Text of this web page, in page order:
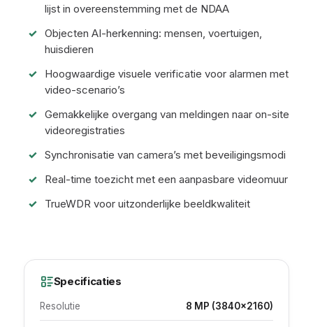
lijst in overeenstemming met de NDAA
Objecten AI-herkenning: mensen, voertuigen,
huisdieren
Hoogwaardige visuele verificatie voor alarmen met
video-scenario’s
Gemakkelijke overgang van meldingen naar on-site
videoregistraties
Synchronisatie van camera’s met beveiligingsmodi
Real-time toezicht met een aanpasbare videomuur
TrueWDR voor uitzonderlijke beeldkwaliteit
Specificaties
Resolutie 8 MP (3840×2160)